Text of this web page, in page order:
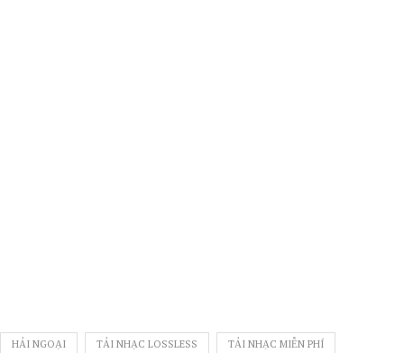
HẢI NGOẠI TẢI NHẠC LOSSLESS TẢI NHẠC MIỄN PHÍ